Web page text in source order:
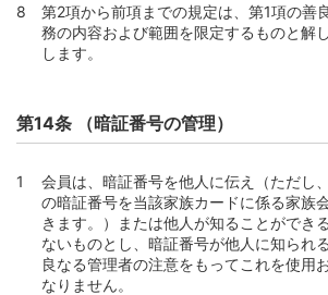
別表5（第63条関係）
別表6（第97条関係）
第2項から前項までの規定は、第1項の善
務の内容および範囲を限定するものと解
します。
第14条 （暗証番号の管理）
会員は、暗証番号を他人に伝え（ただし
の暗証番号を当該家族カードに係る家族
きます。）または他人が知ることができ
ないものとし、暗証番号が他人に知られ
良なる管理者の注意をもってこれを使用
なりません。